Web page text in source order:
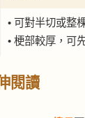
• 可對半切或整
• 梗部較厚，可
閱讀